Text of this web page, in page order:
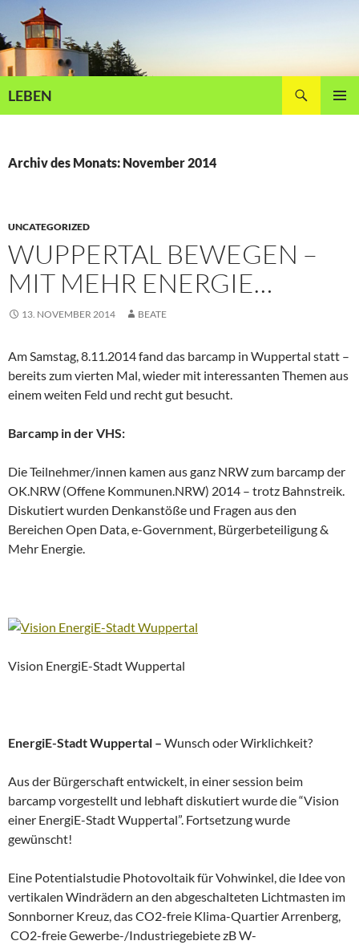
Inhalt
springen
LEBEN
Archiv des Monats: November 2014
UNCATEGORIZED
WUPPERTAL BEWEGEN –
MIT MEHR ENERGIE…
13. NOVEMBER 2014 BEATE
Am Samstag, 8.11.2014 fand das barcamp in Wuppertal statt –
bereits zum vierten Mal, wieder mit interessanten Themen aus
einem weiten Feld und recht gut besucht.
Barcamp in der VHS:
Die Teilnehmer/innen kamen aus ganz NRW zum barcamp der
OK.NRW (Offene Kommunen.NRW) 2014 – trotz Bahnstreik.
Diskutiert wurden Denkanstöße und Fragen aus den
Bereichen Open Data, e-Government, Bürgerbeteiligung &
Mehr Energie.
Vision EnergiE-Stadt Wuppertal
EnergiE-Stadt Wuppertal – Wunsch oder Wirklichkeit?
Aus der Bürgerschaft entwickelt, in einer session beim
barcamp vorgestellt und lebhaft diskutiert wurde die “Vision
einer EnergiE-Stadt Wuppertal”. Fortsetzung wurde
gewünscht!
Eine Potentialstudie Photovoltaik für Vohwinkel, die Idee von
vertikalen Windrädern an den abgeschalteten Lichtmasten im
Sonnborner Kreuz, das CO2-freie Klima-Quartier Arrenberg,
CO2-freie Gewerbe-/Industriegebiete zB W-